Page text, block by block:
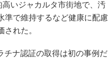
いジャカルタ市街地で、汚
準で維持するなど健康に配慮
れた。
チナ認証の取得は初の事例だ